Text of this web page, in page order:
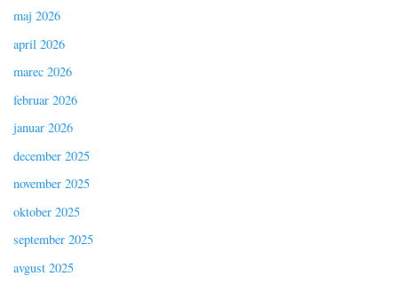
maj 2026
april 2026
marec 2026
februar 2026
januar 2026
december 2025
november 2025
oktober 2025
september 2025
avgust 2025